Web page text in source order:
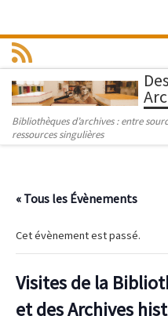
Bibliothèques d’archives : entre
ressources singulières
« Tous les Évènements
Cet évènement est passé.
Visites de la
et des Archives